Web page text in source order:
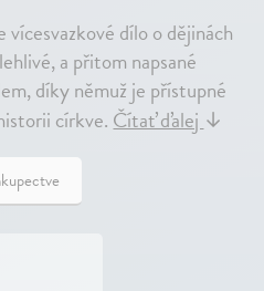
dílo o dějinách
a přitom napsané
díky němuž je přístupné
církve.Čítať ďalej↓